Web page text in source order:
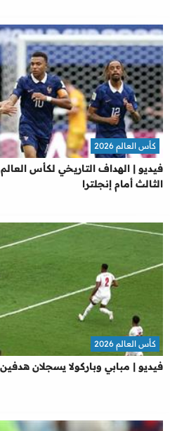
فيديو | الهداف التاريخي لكأس
الثالث أمام إنجلترا
كأس العالم 2026
فيديو | مبابي وباركولا يسجلان هدفين
كأس العالم 2026